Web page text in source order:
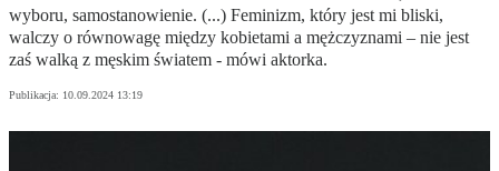
wyboru, samostanowienie. (...) Feminizm, który jest mi bliski,
walczy o równowagę między kobietami a mężczyznami – nie jest
zaś walką z męskim światem - mówi aktorka.
Publikacja: 10.09.2024 13:19